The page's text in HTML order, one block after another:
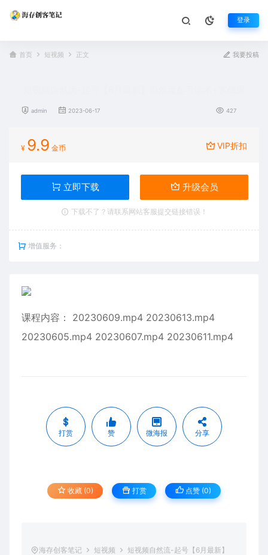
登录
首页 短视频 正文 我要投稿
admin 2023-06-17 427
¥ 9.9 金币 VIP折扣
立即下载 升级会员
下载不了？请联系网站客服提交链接错误！
增值服务：
课程内容： 20230609.mp4 20230613.mp4
20230605.mp4 20230607.mp4 20230611.mp4
打赏 赞 微海报 分享
收藏 (0) 打赏 点赞 (0)
海存创客笔记 短视频
短视频自然流-起号【6月最新】